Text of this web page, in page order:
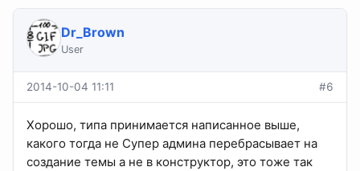
Dr_Brown
User
2014-10-04 11:11 #6
Хорошо, типа принимается написанное выше,
какого тогда не Супер админа перебрасывает на
создание темы а не в конструктор, это тоже так